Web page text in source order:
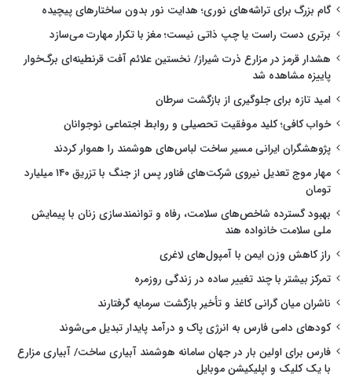
گام بزرگ برای تراشه‌های نوری؛ هدایت نور بدون ساختارهای پیچیده
برتری دست راست یا چپ ذاتی نیست؛ مغز با تکرار مهارت می‌سازد
هشدار قرمز در مزارع ذرت شیراز/ نخستین علائم آفت قرنطینه‌ای برگ‌خوار
پاییزه مشاهده شد
امید تازه برای جلوگیری از بازگشت سرطان
خواب کافی؛ کلید موفقیت تحصیلی و روابط اجتماعی نوجوانان
پژوهشگران ایرانی مسیر ساخت لباس‌های هوشمند را هموار کردند
مهار موج تعدیل نیروی شرکت‌های فناور پس از جنگ با تزریق ۱۴۰ میلیارد
تومان
بهبود گسترده شاخص‌های سلامت، رفاه و توانمندسازی زنان با پیمایش
ملی سلامت خانواده هند
راز کاهش وزن ایمن با آمپول‌های لاغری
تمرکز بیشتر با چند تغییر ساده در زندگی روزمره
ناشران میان گرانی کاغذ و تأخیر بازگشت سرمایه گرفتارند
کودهای دامی فارس به انرژی پاک و درآمد پایدار تبدیل می‌شوند
فارس برای اولین بار در جهان سامانه هوشمند آبیاری ساخت/ آبیاری مزارع
با یک کلیک و اپلیکیشن موبایل